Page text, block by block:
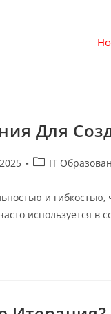
Для
IT
и
используется в